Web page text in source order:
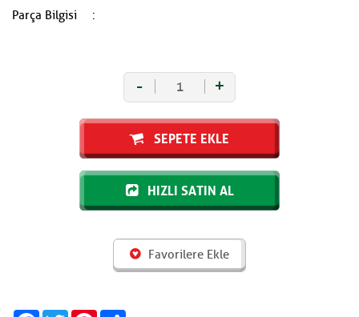
Parça Bilgisi
- +
SEPETE EKLE
HIZLI SATIN AL
Favorilere Ekle